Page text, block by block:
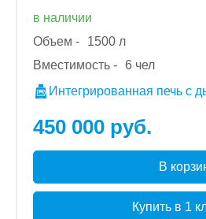
в наличии
Объем -
1500 л
Вместимость - 6 чел
Интегрированная печь с
450 000 руб.
В
Купить в 1